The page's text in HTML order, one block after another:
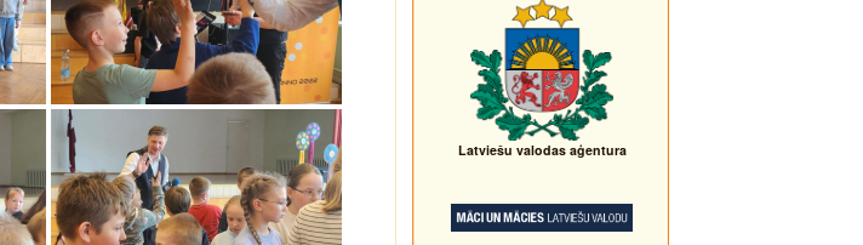
Latviešu valodas aģentura